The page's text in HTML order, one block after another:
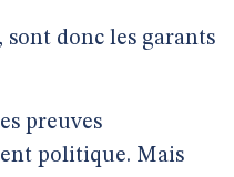
sont donc les garants
preuves
politique. Mais